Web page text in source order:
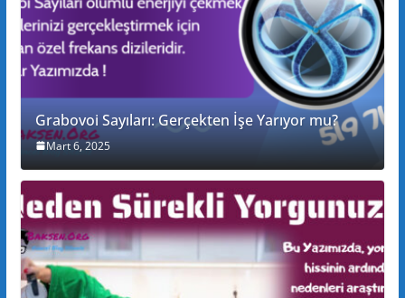
Grabovoi Sayıları: Gerçekten İşe Yarıyor mu?
Mart 6, 2025